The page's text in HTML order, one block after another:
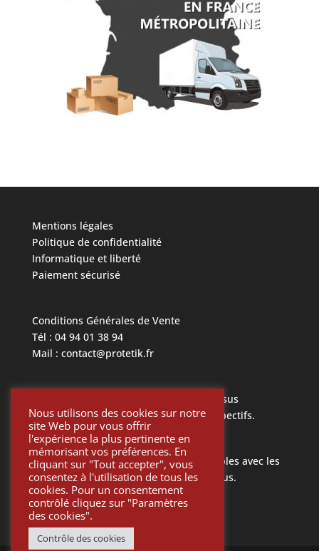
Mentions légales
Politique de confidentialité
Informatique et liberté
Paiement sécurisé
Conditions Générales de Vente
Tél : 04 94 01 38 94
Mail : contact@protetik.fr
Toutes les marques mentionnées ci dessus
appartiennent à leurs propriétaires respectifs.
Toutes les pièces Protétik sont compatibles avec les
différents systèmes mentionnés ci-dessus.
Nous utilisons des cookies sur notre
site Web pour vous offrir
l'expérience la plus pertinente en
mémorisant vos préférences. En
cliquant sur "Tout accepter", vous
consentez à l'utilisation de tous les
cookies. Pour un consentement
contrôlé cliquez sur "Paramètres
des cookies".
Contrôle des cookies